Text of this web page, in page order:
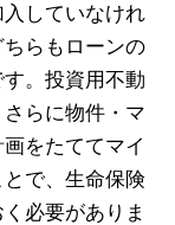
していなけれ
らもローンの
。投資用不動
らに物件・マ
をたててマイ
で、生命保険
必要がありま